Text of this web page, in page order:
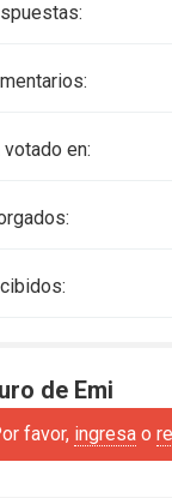
votado en:
de Emi
favor, ingresa o